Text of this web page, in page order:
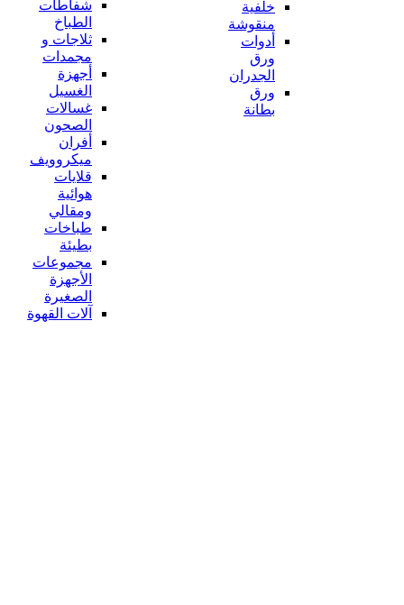
خلفية
منقوشة
أدوات
ورق
الجدران
ورق
بطانة
شفاطات
الطباخ
ثلاجات و
مجمدات
أجهزة
الغسيل
غسالات
الصحون
أفران
ميكروويف
قلايات
هوائية
ومقالي
طباخات
بطيئة
مجموعات
الأجهزة
الصغيرة
آلات القهوة